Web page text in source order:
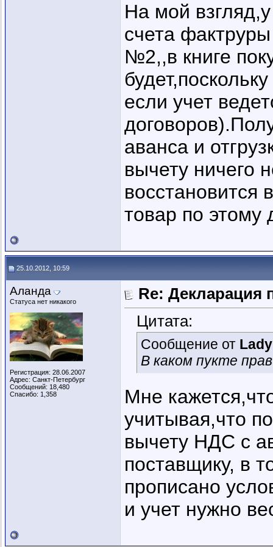
На мой
счета
№2,,в книге
если учет
аванса и
вычету ничего
восстановится
товар по этому
25.10.2012, 10:59
Аланда
Статуса нет никакого
Регистрация: 28.06.2007
Адрес: Санкт-Петербург
Сообщений: 18,480
Спасибо: 1,358
Re:
Цитата:
Сообщение от
В каком пукте
Мне
учитывая,что
вычету НДС с
поставщику, в
прописано
и учет нужно